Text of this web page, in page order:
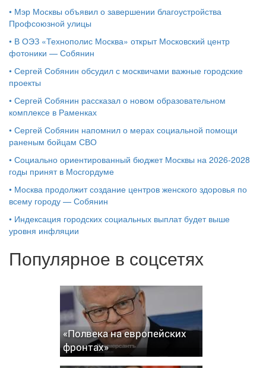
• Мэр Москвы объявил о завершении благоустройства
Профсоюзной улицы
• В ОЭЗ «Технополис Москва» открыт Московский центр
фотоники — Собянин
• Сергей Собянин обсудил с москвичами важные городские
проекты
• Сергей Собянин рассказал о новом образовательном
комплексе в Раменках
• Сергей Собянин напомнил о мерах социальной помощи
раненым бойцам СВО
• Социально ориентированный бюджет Москвы на 2026-2028
годы принят в Мосгордуме
• Москва продолжит создание центров женского здоровья по
всему городу — Собянин
• Индексация городских социальных выплат будет выше
уровня инфляции
Популярное в соцсетях
«Полвека на европейских
фронтах»